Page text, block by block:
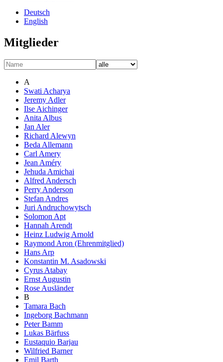
Deutsch
English
Mitglieder
A
Swati Acharya
Jeremy Adler
Ilse Aichinger
Anita Albus
Jan Aler
Richard Alewyn
Beda Allemann
Carl Amery
Jean Améry
Jehuda Amichai
Alfred Andersch
Perry Anderson
Stefan Andres
Juri Andruchowytsch
Solomon Apt
Hannah Arendt
Heinz Ludwig Arnold
Raymond Aron (Ehrenmitglied)
Hans Arp
Konstantin M. Asadowski
Cyrus Atabay
Ernst Augustin
Rose Ausländer
B
Tamara Bach
Ingeborg Bachmann
Peter Bamm
Lukas Bärfuss
Eustaquio Barjau
Wilfried Barner
Emil Barth